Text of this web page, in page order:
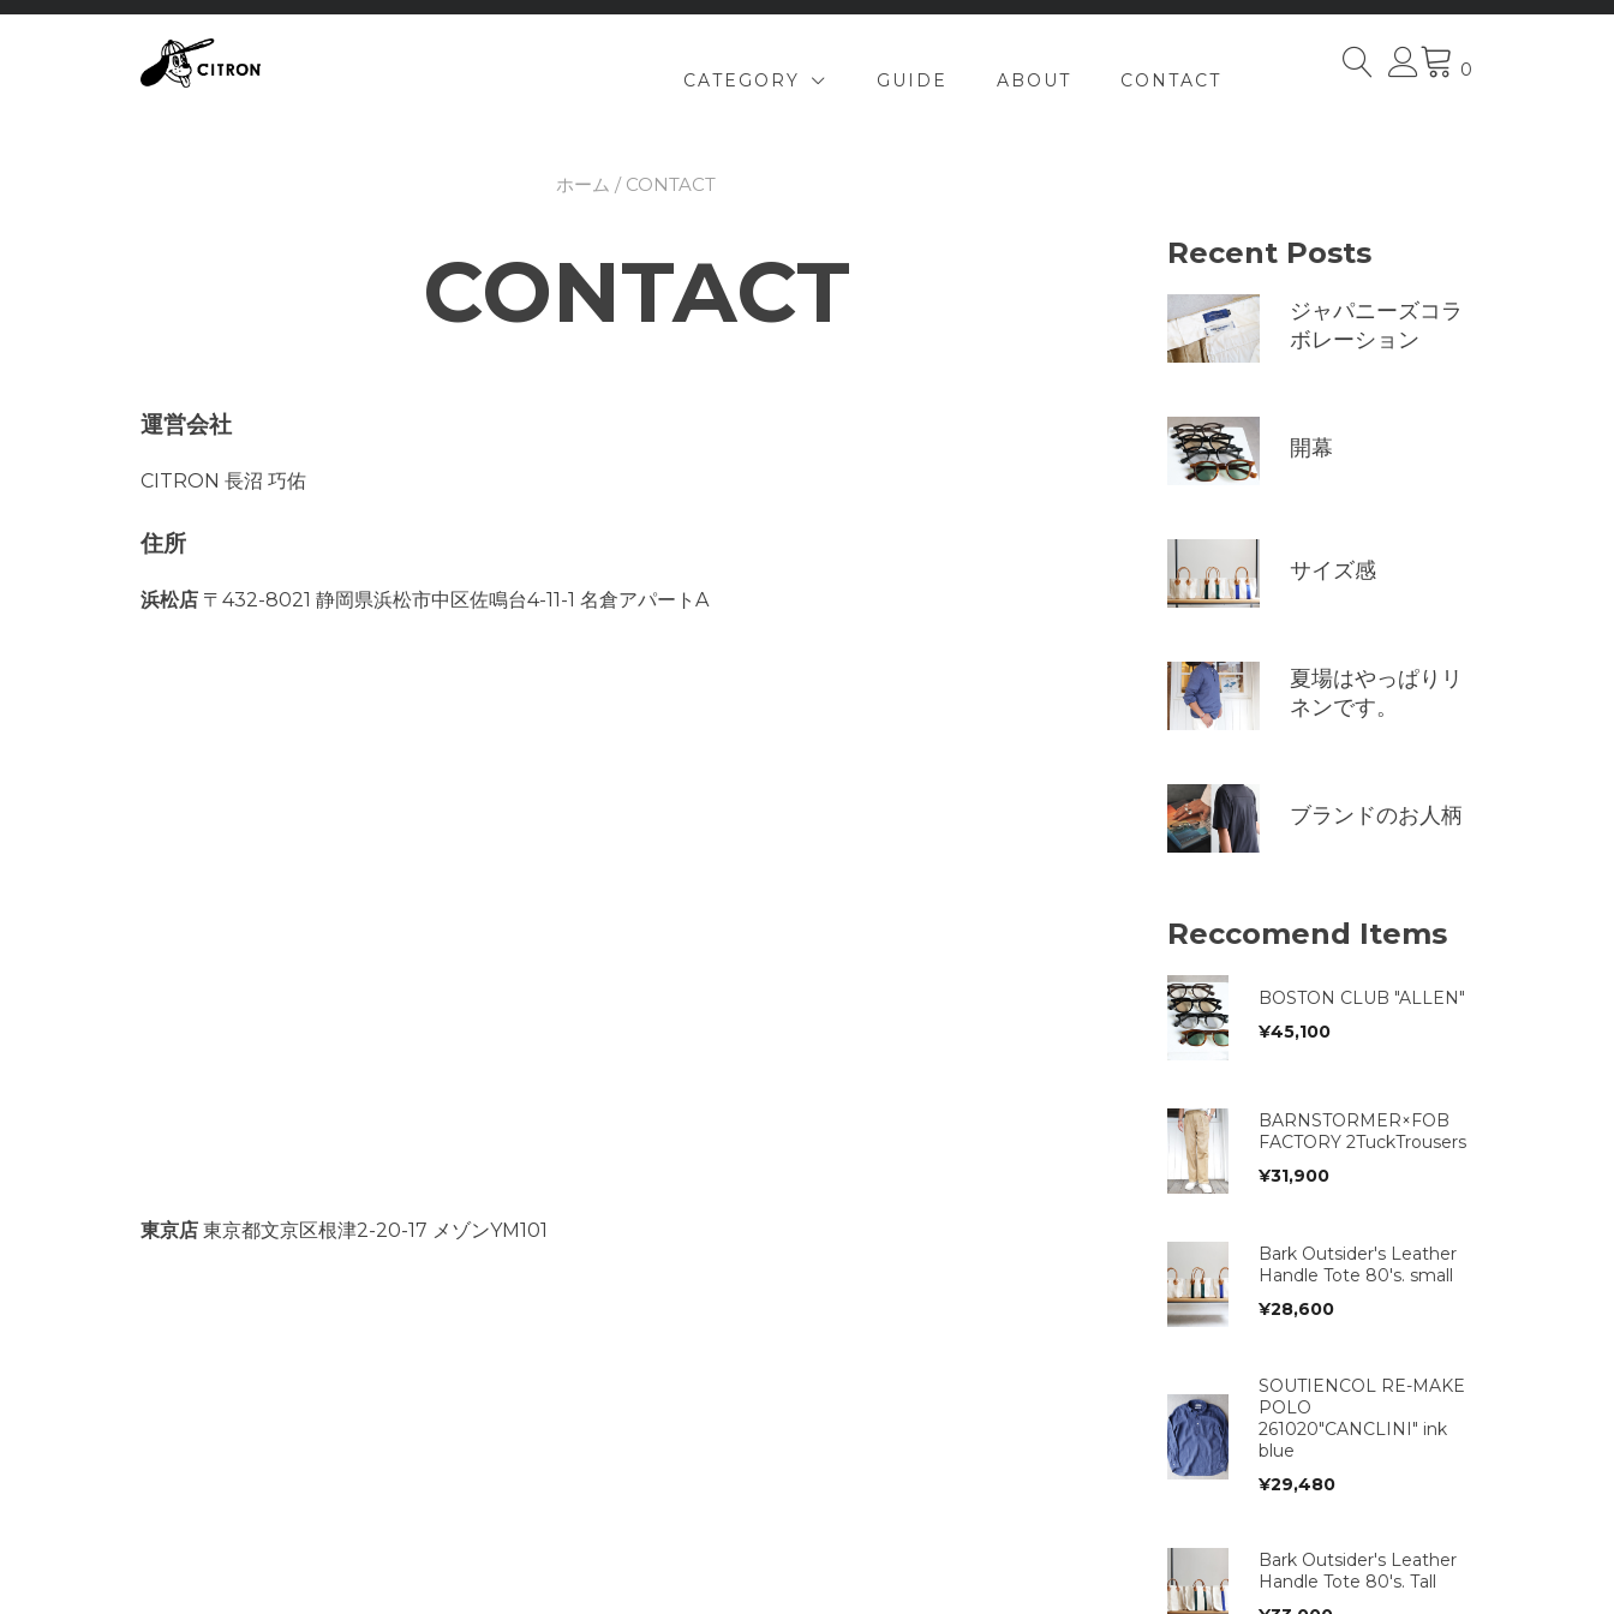
Skip
CATEGORY GUIDE ABOUT CONTACT 0
ホーム / CONTACT
CONTACT
運営会社
CITRON 長沼 巧佑
住所
浜松店 〒432-8021 静岡県浜松市中区佐鳴台4-11-1 名倉アパートA
東京店 東京都文京区根津2-20-17 メゾンYM101
Recent Posts
ジャパニーズコラ
ボレーション
開幕
サイズ感
夏場はやっぱりリ
ネンです。
ブランドのお人柄
Reccomend Items
BOSTON CLUB "ALLEN"
¥45,100
BARNSTORMER×FOB
FACTORY 2TuckTrousers
¥31,900
Bark Outsider's Leather
Handle Tote 80's. small
¥28,600
SOUTIENCOL RE-MAKE
POLO
261020"CANCLINI" ink
blue
¥29,480
Bark Outsider's Leather
Handle Tote 80's. Tall